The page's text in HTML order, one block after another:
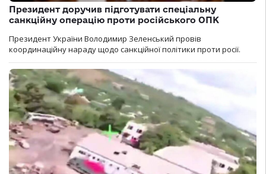
Президент доручив підготувати спеціальну
санкційну операцію проти російського ОПК
Президент України Володимир Зеленський провів
координаційну нараду щодо санкційної політики проти росії.